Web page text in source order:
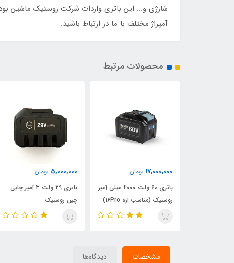
شارژی و... این باتری واردات شرکت روستیک ماشین
آمپراژ مختلف با ما در ارتباط باشید.
محصولات مرتبط
5,000,000 تومان
باتری 29 ولت 3 آمپر چایی
چین روستیک
6,300,000 تومان
باتری لیتیوم 21 ولت روستیک
4500 میلی آمپر
مشخصات دیدگاه‌ها